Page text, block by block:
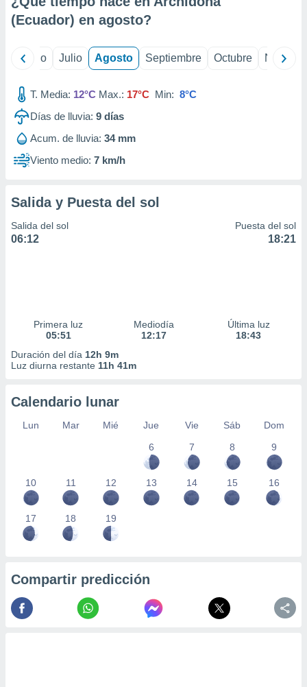
e
publicidad
publicidad
de
(Ecuador) en agosto?
Junio Julio Agosto Septiembre Octubre
T. Media: 12°C Max.: 17°C Min: 8°C
Días de lluvia: 9 días
Acum. de lluvia: 34 mm
Viento medio: 7 km/h
Salida y Puesta del sol
Salida del sol
06:12
Puesta del sol
18:21
Primera luz
05:51
Mediodía
12:17
Última luz
18:43
Duración del día 12h 9m
Luz diurna restante 11h 41m
Calendario lunar
Lun Mar Mié Jue Vie Sáb
Dom
6
7 8 9
10 11 12 13 14 15 16
17 18 19
Compartir predicción